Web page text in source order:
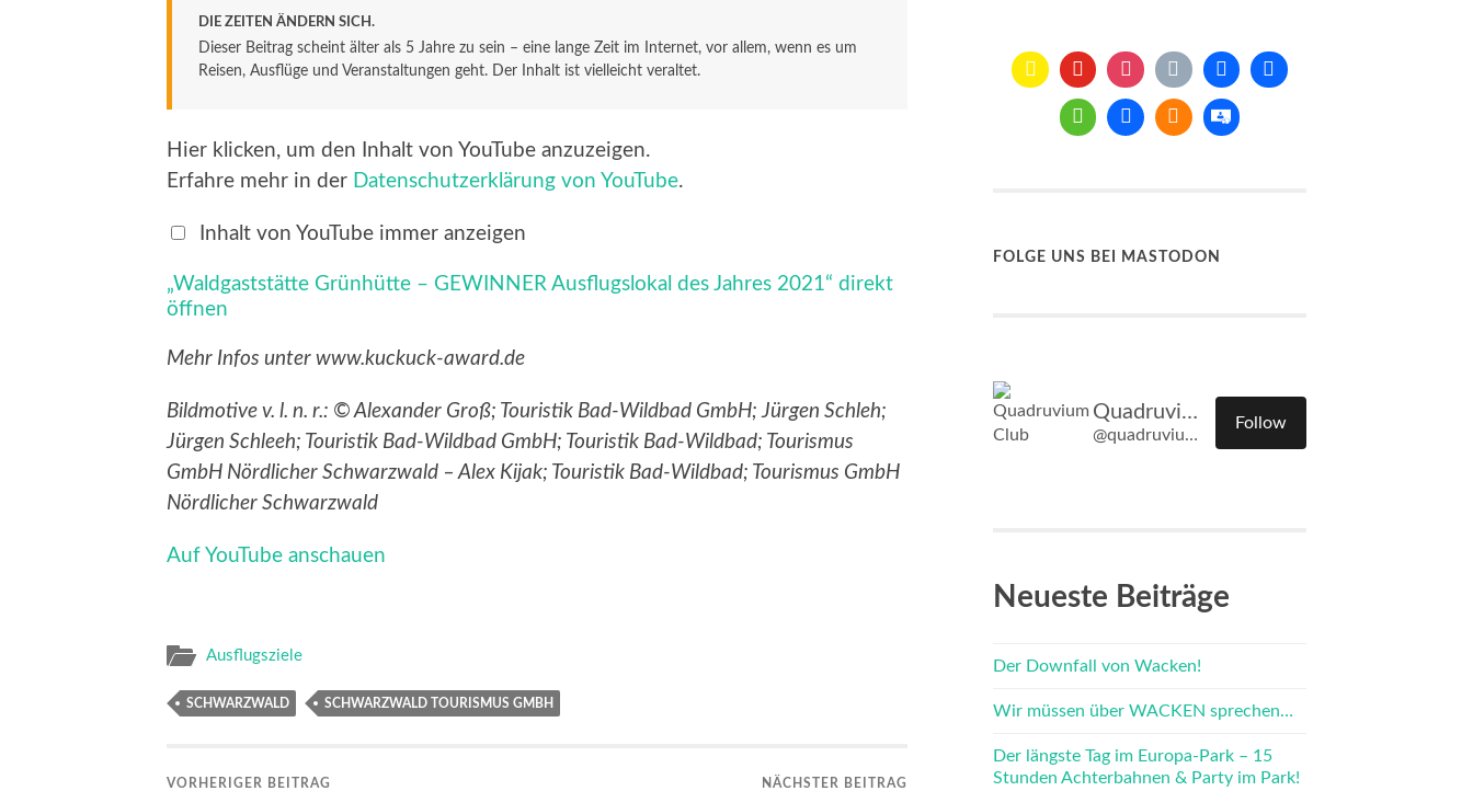
DIE ZEITEN ÄNDERN SICH.
Dieser Beitrag scheint älter als 5 Jahre zu sein – eine lange Zeit im Internet, vor allem, wenn es um
Reisen, Ausflüge und Veranstaltungen geht. Der Inhalt ist vielleicht veraltet.
„Waldgaststätte
Grünhütte
–
des
von
YouTube
anzeigen
Hier klicken, um den Inhalt von YouTube anzuzeigen.
Erfahre mehr in der Datenschutzerklärung von YouTube.
Inhalt von YouTube immer anzeigen
„Waldgaststätte Grünhütte – GEWINNER Ausflugslokal des Jahres 2021“ direkt
öffnen
Mehr Infos unter www.kuckuck-award.de
Bildmotive v. l. n. r.: © Alexander Groß; Touristik Bad-Wildbad GmbH; Jürgen Schleh;
Jürgen Schleeh; Touristik Bad-Wildbad GmbH; Touristik Bad-Wildbad; Tourismus
GmbH Nördlicher Schwarzwald – Alex Kijak; Touristik Bad-Wildbad; Tourismus GmbH
Nördlicher Schwarzwald
Auf YouTube anschauen
Ausflugsziele
SCHWARZWALD SCHWARZWALD TOURISMUS GMBH
VORHERIGER BEITRAG NÄCHSTER BEITRAG
FOLGE UNS BEI MASTODON
Quadruvium Club
@quadruvium.club@quadruvium.club
Follow
Neueste Beiträge
Der Downfall von Wacken!
Wir müssen über WACKEN sprechen…
Der längste Tag im Europa-Park – 15
Stunden Achterbahnen & Party im Park!